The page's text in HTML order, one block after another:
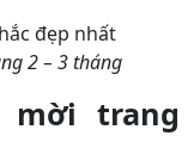
2 – 3 tháng
trang